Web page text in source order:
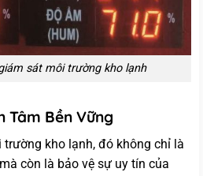
sát môi trường kho lạnh
Tâm Bền Vững
kho lạnh, đó không chỉ là
còn là bảo vệ sự uy tín của